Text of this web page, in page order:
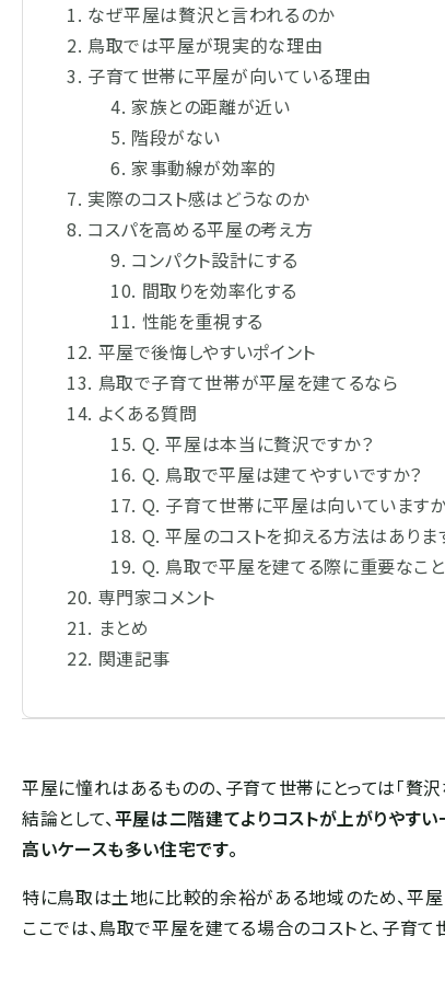
なぜ平屋は贅沢と言われるのか
鳥取では平屋が現実的な理由
子育て世帯に平屋が向いている理由
家族との距離が近い
階段がない
家事動線が効率的
実際のコスト感はどうなのか
コスパを高める平屋の考え方
コンパクト設計にする
間取りを効率化する
性能を重視する
平屋で後悔しやすいポイント
鳥取で子育て世帯が平屋を建てるなら
よくある質問
Q. 平屋は本当に贅沢ですか？
Q. 鳥取で平屋は建てやすいですか？
Q. 子育て世帯に平屋は向いています
Q. 平屋のコストを抑える方法はありま
Q. 鳥取で平屋を建てる際に重要なこ
専門家コメント
まとめ
関連記事
平屋に憧れはあるものの、子育て世帯にとっては「贅
結論として、平屋は二階建てよりコストが上がりやすい
高いケースも多い住宅です。
特に鳥取は土地に比較的余裕がある地域のため、平屋
ここでは、鳥取で平屋を建てる場合のコストと、子育て